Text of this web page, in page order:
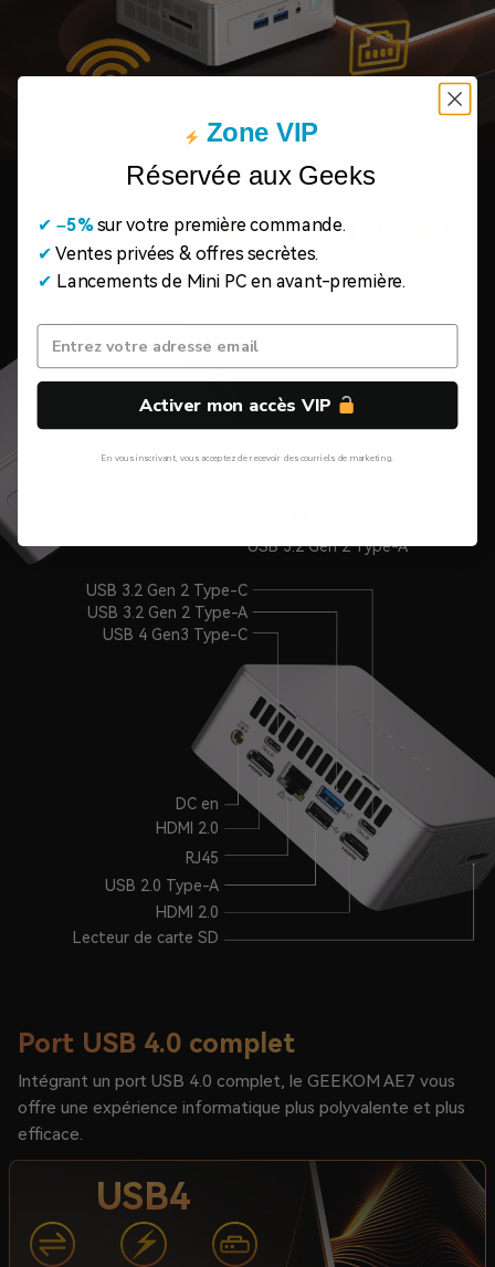
Connectivité de niveau bureau
Serrure Kensington
USB 3.2 Gen 2 Type-A
USB 3.2 Gen 2 Type-C
USB 3.2 Gen 2 Type-A
USB 4 Gen3 Type-C
DC en
HDMI 2.0
RJ45
USB 2.0 Type-A
HDMI 2.0
Lecteur de carte SD
Port USB 4.0 complet
Intégrant un port USB 4.0 complet, le GEEKOM AE7 vous
offre une expérience informatique plus polyvalente et plus
efficace.
USB4
Zone VIP
Réservée aux Geeks
✔ ​–5%sur votre première commande.
✔ Ventes privées & offres secrètes.
✔ Lancements de Mini PC en avant-première.
Activer mon accès VIP
En vous inscrivant, vous acceptez de recevoir des courriels de marketing.